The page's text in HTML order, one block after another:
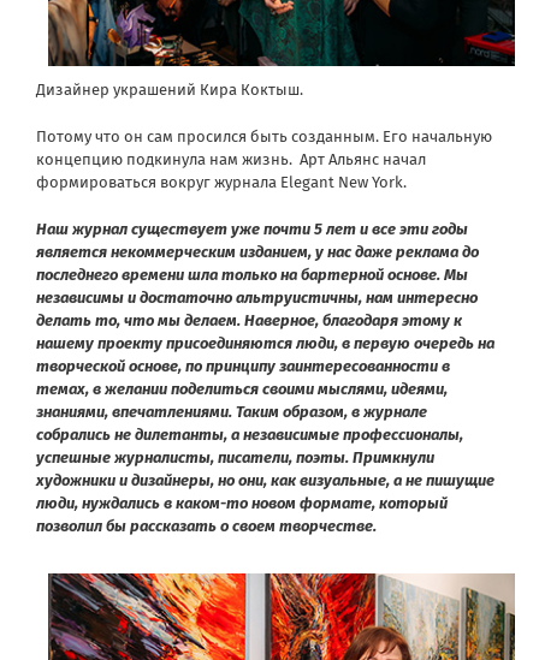
Дизайнер украшений Кира Коктыш.
Потому что он сам просился быть созданным. Его начальную
концепцию подкинула нам жизнь. Арт Альянс начал
формироваться вокруг журнала Elegant New York.
Наш журнал существует уже почти 5 лет и все эти годы
является некоммерческим изданием, у нас даже реклама до
последнего времени шла только на бартерной основе. Мы
независимы и достаточно альтруистичны, нам интересно
делать то, что мы делаем. Наверное, благодаря этому к
нашему проекту присоединяются люди, в первую очередь на
творческой основе, по принципу заинтересованности в
темах, в желании поделиться своими мыслями, идеями,
знаниями, впечатлениями. Таким образом, в журнале
собрались не дилетанты, а независимые профессионалы,
успешные журналисты, писатели, поэты. Примкнули
художники и дизайнеры, но они, как визуальные, а не пишущие
люди, нуждались в каком-то новом формате, который
позволил бы рассказать о своем творчестве.